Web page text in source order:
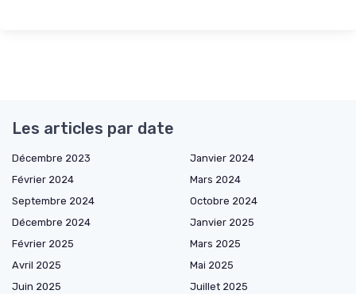
Les articles par date
Décembre 2023
Janvier 2024
Février 2024
Mars 2024
Septembre 2024
Octobre 2024
Décembre 2024
Janvier 2025
Février 2025
Mars 2025
Avril 2025
Mai 2025
Juin 2025
Juillet 2025